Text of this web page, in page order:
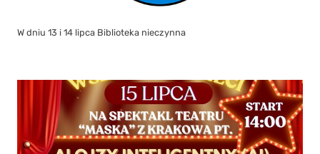
W dniu 13 i 14 lipca Biblioteka nieczynna